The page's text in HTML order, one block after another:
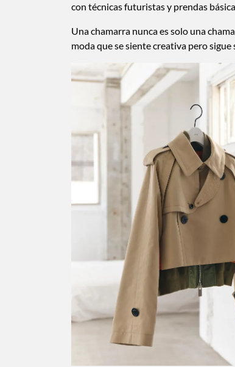
con técnicas futuristas y prendas
Una chamarra nunca es solo una
moda que se siente creativa pero